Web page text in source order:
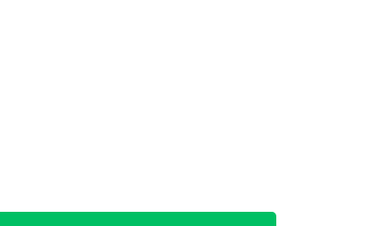
Public/ChooseSys.aspx
Public/ChooseSys.aspx
Public/ChooseSys.aspx
Public/ChooseSys.aspx